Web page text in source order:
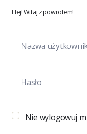
Hej! Witaj z powrotem!
Nie wylogowuj